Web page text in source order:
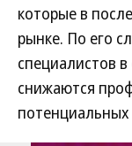
которые в
рынке. По его
специалистов
снижаются